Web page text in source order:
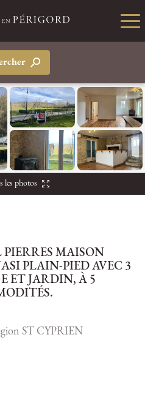
les photos
MAISON
PLAIN-PIED AVEC 3
ET JARDIN, À 5
ST CYPRIEN